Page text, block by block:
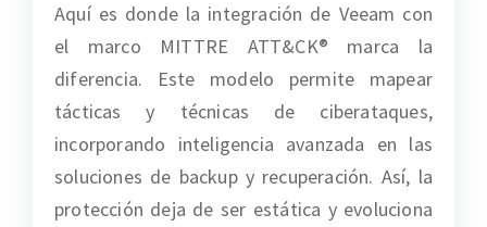
Aquí es donde la integración de Veeam con
el marco MITTRE ATT&CK® marca la
diferencia. Este modelo permite mapear
tácticas y técnicas de ciberataques,
incorporando inteligencia avanzada en las
soluciones de backup y recuperación. Así, la
protección deja de ser estática y evoluciona